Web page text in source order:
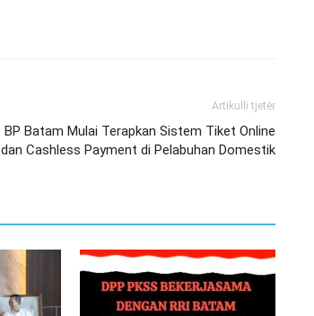
Artikulli tjetër
BP Batam Mulai Terapkan Sistem Tiket Online
dan Cashless Payment di Pelabuhan Domestik